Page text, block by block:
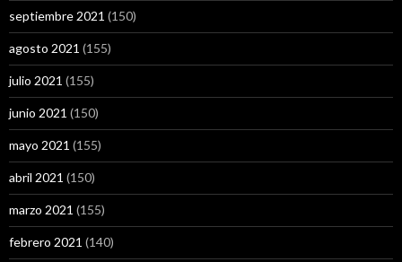
septiembre 2021 (150)
agosto 2021 (155)
julio 2021 (155)
junio 2021 (150)
mayo 2021 (155)
abril 2021 (150)
marzo 2021 (155)
febrero 2021 (140)